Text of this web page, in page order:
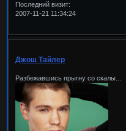
Последний визит:
2007-11-21 11:34:24
Джош Тайлер
Разбежавшись прыгну со скалы...